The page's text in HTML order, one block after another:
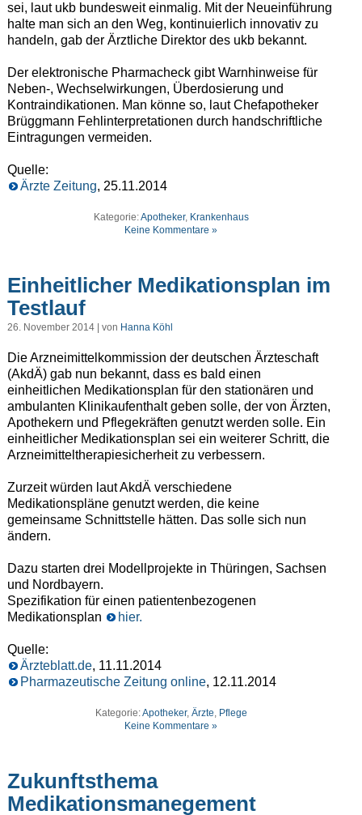
sei, laut ukb bundesweit einmalig. Mit der Neueinführung
halte man sich an den Weg, kontinuierlich innovativ zu
handeln, gab der Ärztliche Direktor des ukb bekannt.
Der elektronische Pharmacheck gibt Warnhinweise für
Neben-, Wechselwirkungen, Überdosierung und
Kontraindikationen. Man könne so, laut Chefapotheker
Brüggmann Fehlinterpretationen durch handschriftliche
Eintragungen vermeiden.
Quelle:
Ärzte Zeitung, 25.11.2014
Kategorie:Apotheker, Krankenhaus
Keine Kommentare »
Einheitlicher Medikationsplan im
Testlauf
26. November 2014 | von Hanna Köhl
Die Arzneimittelkommission der deutschen Ärzteschaft
(AkdÄ) gab nun bekannt, dass es bald einen
einheitlichen Medikationsplan für den stationären und
ambulanten Klinikaufenthalt geben solle, der von Ärzten,
Apothekern und Pflegekräften genutzt werden solle. Ein
einheitlicher Medikationsplan sei ein weiterer Schritt, die
Arzneimitteltherapiesicherheit zu verbessern.
Zurzeit würden laut AkdÄ verschiedene
Medikationspläne genutzt werden, die keine
gemeinsame Schnittstelle hätten. Das solle sich nun
ändern.
Dazu starten drei Modellprojekte in Thüringen, Sachsen
und Nordbayern.
Spezifikation für einen patientenbezogenen
Medikationsplan
hier.
Quelle:
Ärzteblatt.de, 11.11.2014
Pharmazeutische Zeitung online, 12.11.2014
Kategorie:Apotheker, Ärzte, Pflege
Keine Kommentare »
Zukunftsthema
Medikationsmanegement